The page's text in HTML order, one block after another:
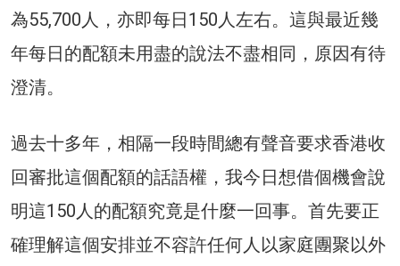
為55,700人，亦即每日150人左右。這與最近幾
年每日的配額未用盡的說法不盡相同，原因有待
澄清。
過去十多年，相隔一段時間總有聲音要求香港收
回審批這個配額的話語權，我今日想借個機會說
明這150人的配額究竟是什麼一回事。首先要正
確理解這個安排並不容許任何人以家庭團聚以外